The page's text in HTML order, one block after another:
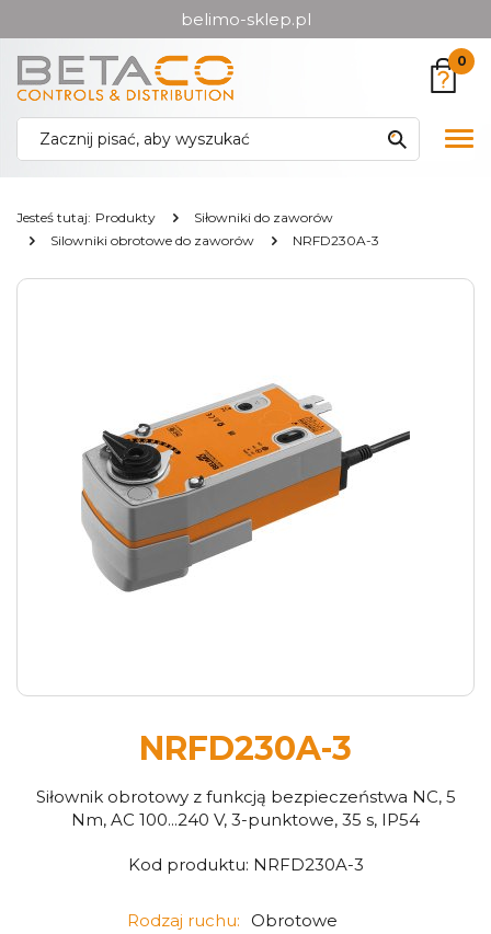
do menu
głównego
do
menu
w
stopce
belimo-sklep.pl
0
Jesteś tutaj: Produkty
Siłowniki do zaworów
Silowniki obrotowe do zaworów
NRFD230A-3
NRFD230A-3
Siłownik obrotowy z funkcją bezpieczeństwa NC, 5
Nm, AC 100...240 V, 3-punktowe, 35 s, IP54
Kod produktu: NRFD230A-3
Rodzaj ruchu: Obrotowe